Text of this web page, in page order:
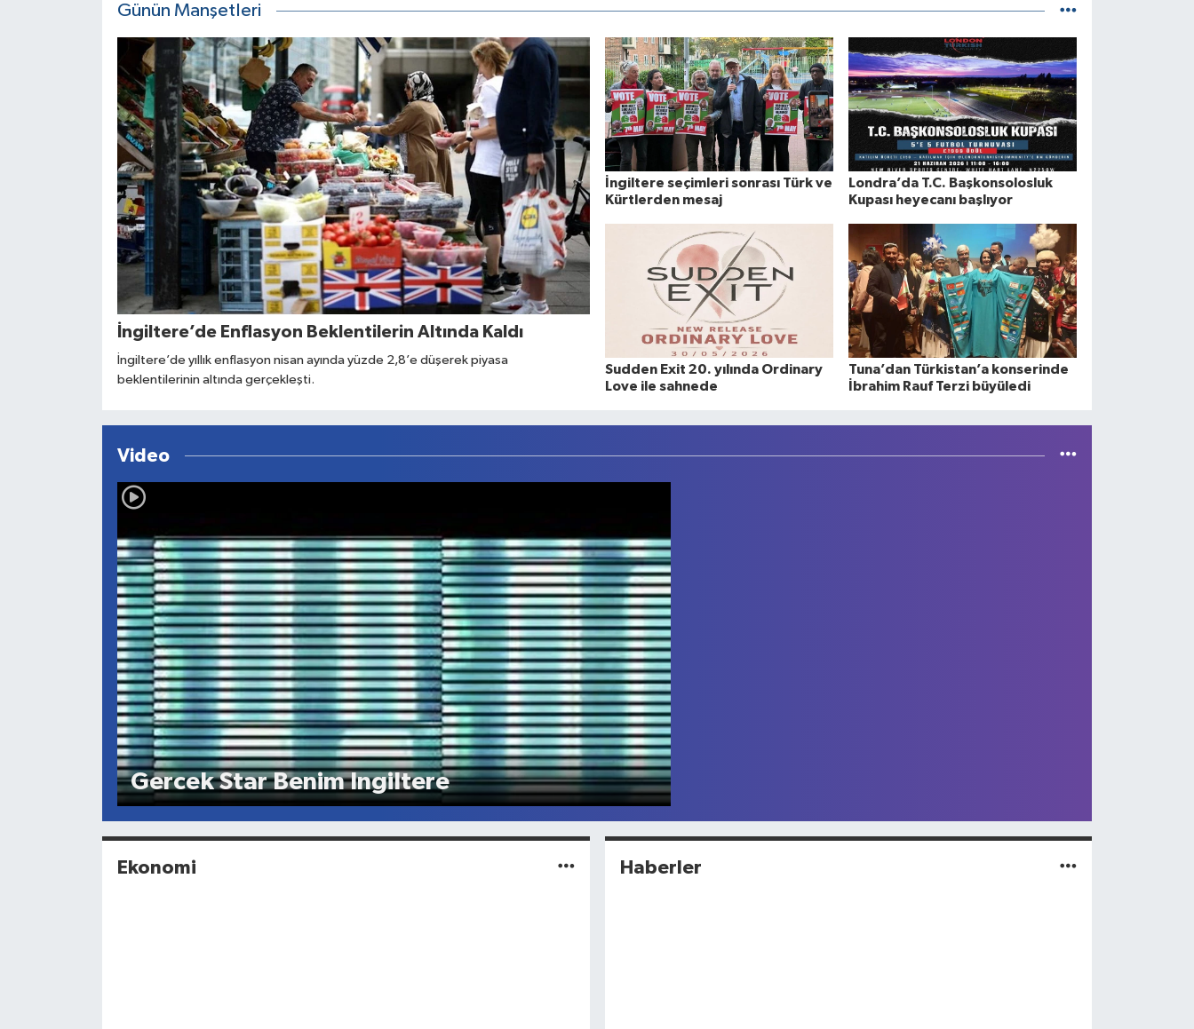
Günün Manşetleri
İngiltere’de Enflasyon Beklentilerin Altında Kaldı
İngiltere’de yıllık enflasyon nisan ayında yüzde 2,8’e düşerek piyasa
beklentilerinin altında gerçekleşti.
İngiltere seçimleri sonrası Türk ve
Kürtlerden mesaj
Londra’da T.C. Başkonsolosluk
Kupası heyecanı başlıyor
Sudden Exit 20. yılında Ordinary
Love ile sahnede
Tuna’dan Türkistan’a konserinde
İbrahim Rauf Terzi büyüledi
Video
Gercek Star Benim Ingiltere
Ekonomi Haberler